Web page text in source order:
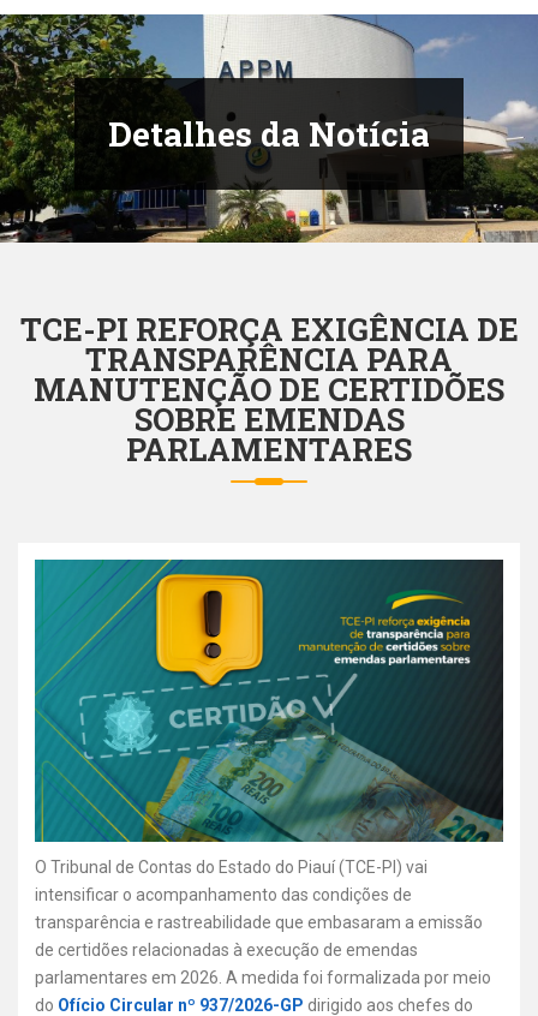
Detalhes da Notícia
TCE-PI REFORÇA EXIGÊNCIA DE
TRANSPARÊNCIA PARA
MANUTENÇÃO DE CERTIDÕES
SOBRE EMENDAS
PARLAMENTARES
O Tribunal de Contas do Estado do Piauí (TCE-PI) vai
intensificar o acompanhamento das condições de
transparência e rastreabilidade que embasaram a emissão
de certidões relacionadas à execução de emendas
parlamentares em 2026. A medida foi formalizada por meio
do Ofício Circular nº 937/2026-GP dirigido aos chefes do